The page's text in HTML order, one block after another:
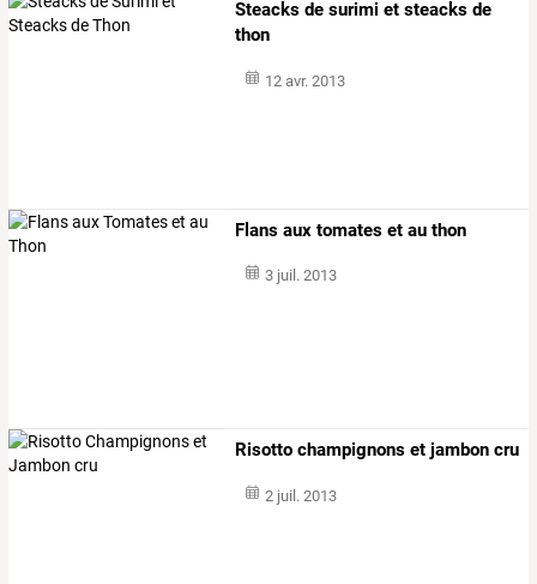
Steacks de surimi et steacks de
thon
12 avr. 2013
Flans aux tomates et au thon
3 juil. 2013
Risotto champignons et jambon cru
2 juil. 2013